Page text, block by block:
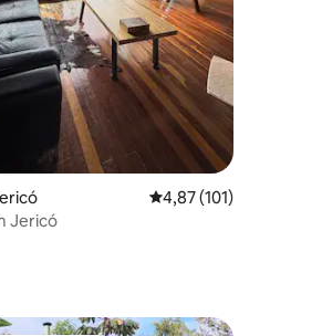
4,87 de uma avaliação
4,87 (101)
Jericó